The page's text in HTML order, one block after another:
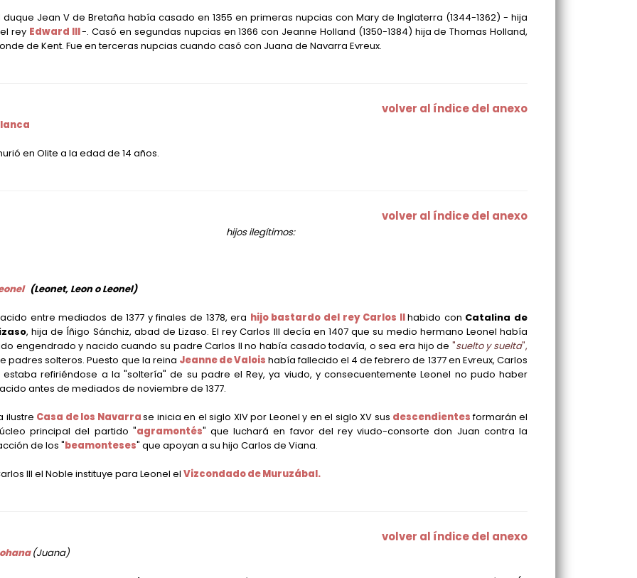
duque Jean V de Bretaña había casado en 1355 en primeras nupcias con Mary de Inglaterra (1344-1362) - hija
rey Edward III-. Casó en segundas nupcias en 1366 con Jeanne Holland (1350-1384) hija de Thomas Holland,
de Kent. Fue en terceras nupcias cuando casó con Juana de Navarra Evreux.
volver al índice del anexo
en Olite a la edad de 14 años.
volver al índice del anexo
hijos ilegítimos:
(Leonet, Leon o Leonel)
entre mediados de 1377 y finales de 1378, era hijo bastardo del rey Carlos IIhabido con Catalina de
, hija de Íñigo Sánchiz, abad de Lizaso. El rey Carlos III decía en 1407 que su medio hermano Leonel había
engendrado y nacido cuando su padre Carlos II no había casado todavía, o sea era hijo de "suelto y suelta",
padres solteros. Puesto que la reina Jeanne de Valois había fallecido el 4 de febrero de 1377 en Evreux, Carlos
estaba refiriéndose a la "soltería" de su padre el Rey, ya viudo, y consecuentemente Leonel no pudo haber
antes de mediados de noviembre de 1377.
ilustre Casa de los Navarrase inicia en el siglo XIV por Leonel y en el siglo XV sus descendientesformarán el
principal del partido "agramontés" que luchará en favor del rey viudo-consorte don Juan contra la
de los "beamonteses" que apoyan a su hijo Carlos de Viana.
III el Noble instituye para Leonel el Vizcondado de Muruzábal.
volver al índice del anexo
(Juana)